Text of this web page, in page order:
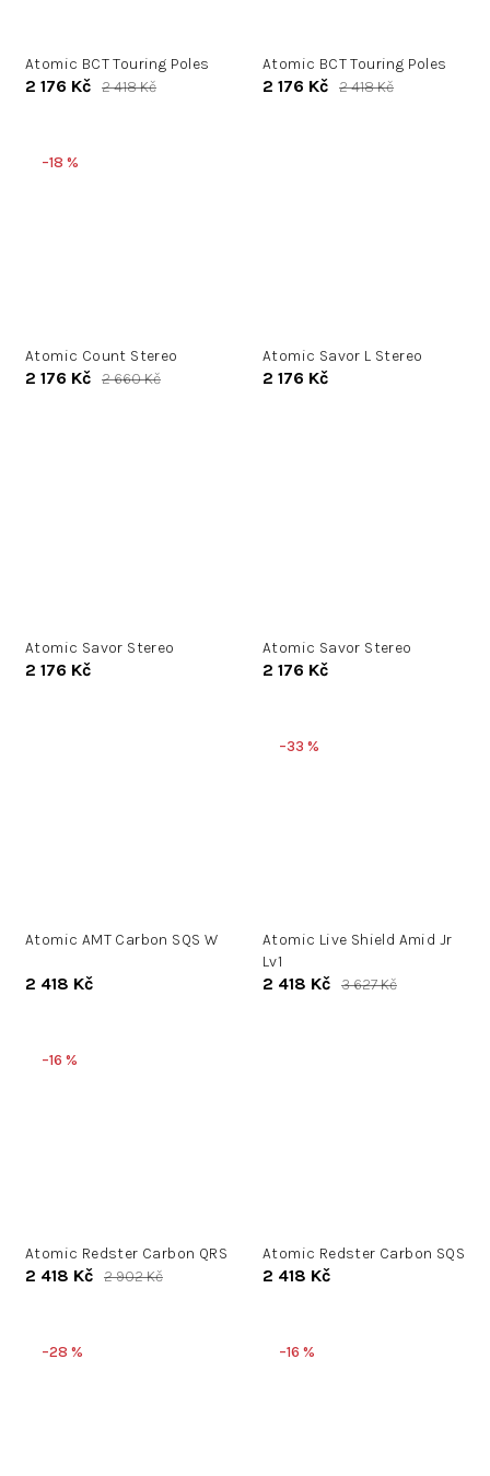
Atomic BCT Touring Poles
2 176 Kč 2 418 Kč
Atomic BCT Touring Poles
2 176 Kč 2 418 Kč
–18 %
Atomic Count Stereo
2 176 Kč 2 660 Kč
Atomic Savor L Stereo
2 176 Kč
Atomic Savor Stereo
2 176 Kč
Atomic Savor Stereo
2 176 Kč
Atomic AMT Carbon SQS W
2 418 Kč
–33 %
Atomic Live Shield Amid Jr
Lv1
2 418 Kč 3 627 Kč
–16 %
Atomic Redster Carbon QRS
2 418 Kč 2 902 Kč
Atomic Redster Carbon SQS
2 418 Kč
–28 % –16 %